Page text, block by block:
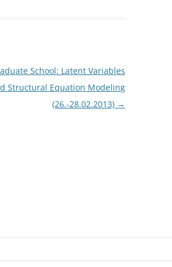
School: Latent Variables
Structural Equation Modeling
(26.-28.02.2013) →